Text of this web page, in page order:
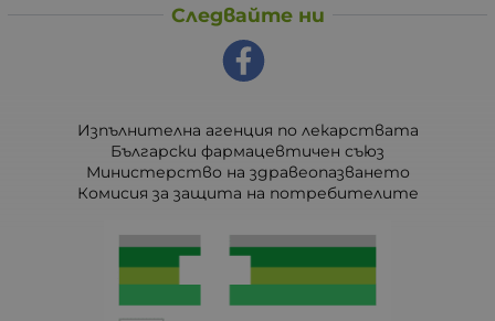
Следвайте ни
Изпълнителна агенция по лекарствата
Български фармацевтичен съюз
Министерство на здравеопазването
Комисия за защита на потребителите